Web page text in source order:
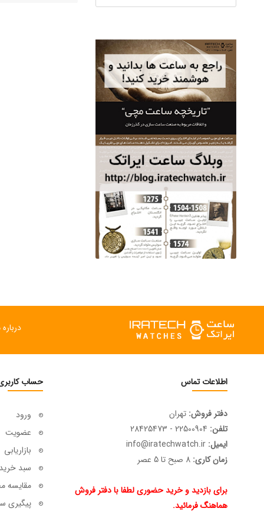
درباره
اطلاعات تماس
دفتر فروش: تهران
تلفن: 22500904 - 28425473
ایمیل: info@iratechwatch.ir
زمان کاری:8 صبح تا 5 عصر
برای بازدید و خرید حضوری لطفا با دفتر فروش
هماهنگ فرمائید.
حساب
ورود
عضویت
بازاریابی
سبد خرید
مقایسه
پیگیری